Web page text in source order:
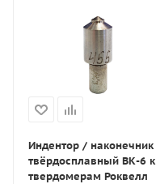
Индентор / наконечник
твёрдосплавный ВК-6 к
твердомерам Роквелл